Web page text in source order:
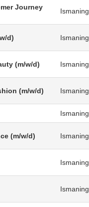
Journey
Ismaning
d) Ismaning
(m/w/d) Ismaning
(m/w/d) Ismaning
Ismaning
(m/w/d) Ismaning
Ismaning
Ismaning